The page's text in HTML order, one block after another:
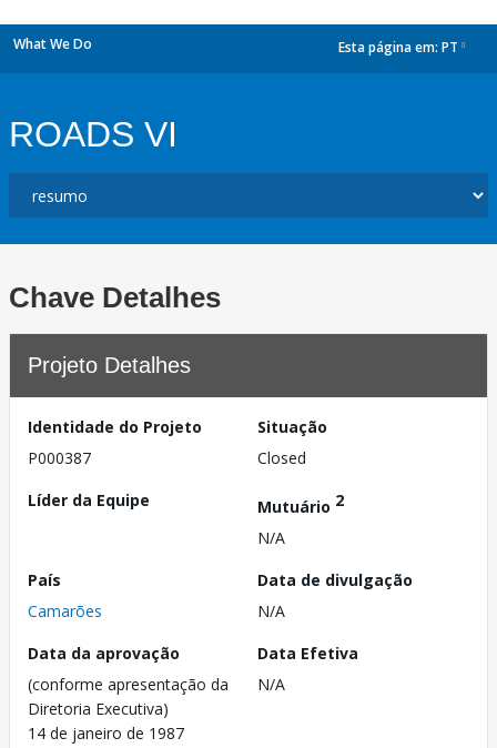
What We Do Esta página em: PT
ROADS VI
Chave Detalhes
Projeto Detalhes
Identidade do Projeto
P000387
Situação
Closed
Líder da Equipe
Mutuário 2
N/A
País
Camarões
Data de divulgação
N/A
Data da aprovação
(conforme apresentação da
Diretoria Executiva)
14 de janeiro de 1987
Data Efetiva
N/A